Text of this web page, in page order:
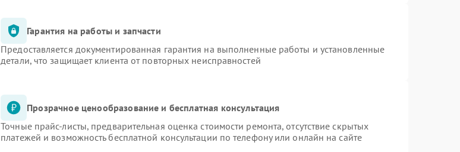
Гарантия на работы и запчасти
Предоставляется документированная гарантия на выполненные работы и установленные
детали, что защищает клиента от повторных неисправностей
Прозрачное ценообразование и бесплатная консультация
Точные прайс-листы, предварительная оценка стоимости ремонта, отсутствие скрытых
платежей и возможность бесплатной консультации по телефону или онлайн на сайте